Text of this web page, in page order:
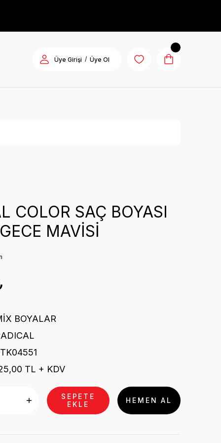
Üye Girişi / Üye Ol
COLOR SAÇ BOYASI
MAVİSİ
BOYALAR
TL + KDV
SEPETE
EKLE
HEMEN AL